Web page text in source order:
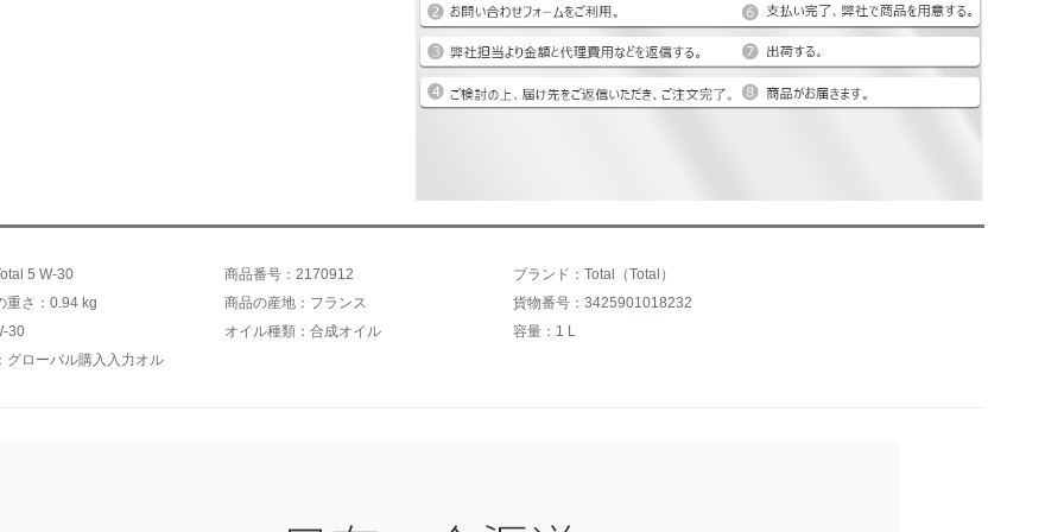
5 W-30 商品番号：2170912
ブランド：Total（Total）
重さ：0.94 kg
商品の産地：フランス
貨物番号：3425901018232
30
オイル種類：合成オイル
容量：1 L
グローバル購入入力オル